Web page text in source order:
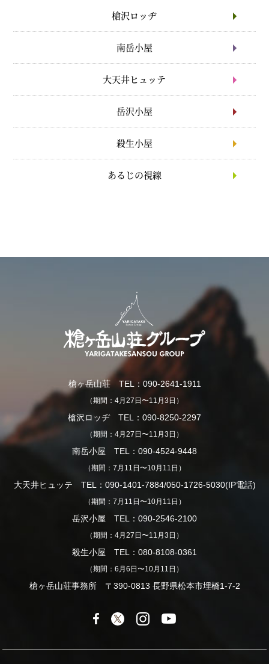
槍沢ロッヂ
南岳小屋
大天井ヒュッテ
岳沢小屋
殺生小屋
あるじの視線
槍ヶ岳山荘 TEL：090-2641-1911
（期間：4月27日〜11月3日）
槍沢ロッヂ TEL：090-8250-2297
（期間：4月27日〜11月3日）
南岳小屋 TEL：090-4524-9448
（期間：7月11日〜10月11日）
大天井ヒュッテ TEL：090-1401-7884/050-1726-5030(IP電話)
（期間：7月11日〜10月11日）
岳沢小屋 TEL：090-2546-2100
（期間：4月27日〜11月3日）
殺生小屋 TEL：080-8108-0361
（期間：6月6日〜10月11日）
槍ヶ岳山荘事務所 〒390-0813 長野県松本市埋橋1-7-2